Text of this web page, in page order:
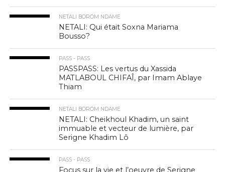
NETALI BOROM NDAME
NETALI: Qui était Soxna Mariama
Bousso?
PASS - PASS
PASSPASS: Les vertus du Xassida
MATLABOUL CHIFAÎ, par Imam Ablaye
Thiam
NETALI BOROM NDAME
NETALI: Cheikhoul Khadim, un saint
immuable et vecteur de lumière, par
Serigne Khadim Lô
PASS - PASS
Focus sur la vie et l’oeuvre de Serigne